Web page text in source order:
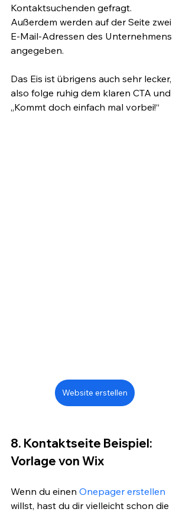
Kontaktsuchenden gefragt.
Außerdem werden auf der Seite zwei
E-Mail-Adressen des Unternehmens
angegeben.
Das Eis ist übrigens auch sehr lecker,
also folge ruhig dem klaren CTA und
„Kommt doch einfach mal vorbei!“
Website erstellen
8. Kontaktseite Beispiel:
Vorlage von Wix
Wenn du einen Onepager erstellen
willst, hast du dir vielleicht schon die